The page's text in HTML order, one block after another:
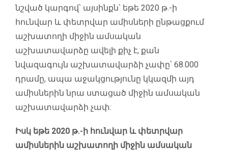
նշված կարգով՝ այսինքն՝ եթե 2020 թ.-ի
հունվար և փետրվար ամիսների ընթացքում
աշխատողի միջին ամսական
աշխատավարձը ավելի քիչ է, քան
նվազագույն աշխատավարձի չափը՝ 68.000
դրամը, ապա աջակցությունը կկազմի այդ
ամիսներին նրա ստացած միջին ամսական
աշխատավարձի չափ:
Իսկ եթե 2020 թ.-ի հունվար և փետրվար
ամիսներին աշխատողի միջին ամսական